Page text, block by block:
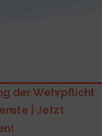
der Wehrpflicht
| Jetzt